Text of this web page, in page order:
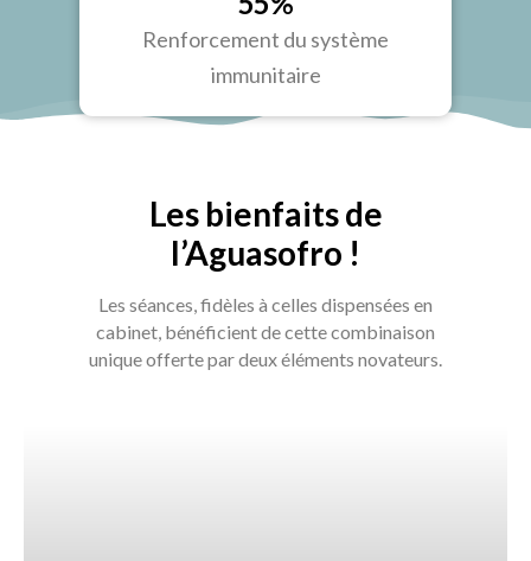
Renforcement du système
immunitaire
Les bienfaits de
l’Aguasofro !
Les séances, fidèles à celles dispensées en
cabinet, bénéficient de cette combinaison
unique offerte par deux éléments novateurs.